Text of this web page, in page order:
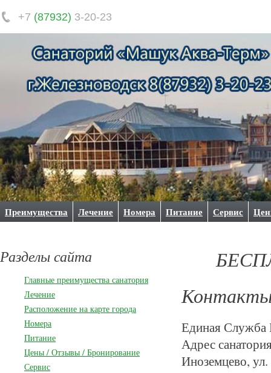
+7 (87932) 3-20-23
Преимущества Лечение Номера Питание Сервис
Разделы сайта
Главные преимущества санатория
Лечение
Расположение на карте города
Номера
Питание
Цены / Отзывы / Бронирование
Сервис
Единая Служба
Адрес
Иноземцево,